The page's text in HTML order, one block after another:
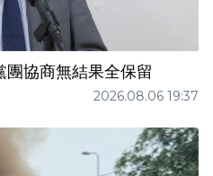
協商無結果全保留
2026.08.06 19:37